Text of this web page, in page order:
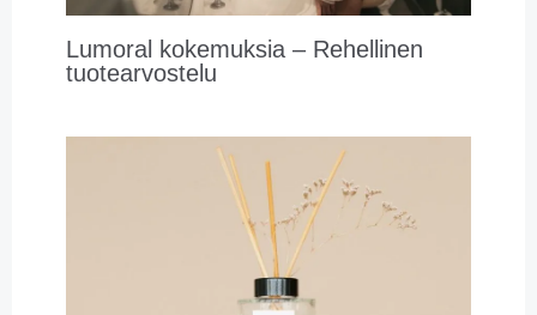
Lumoral kokemuksia – Rehellinen
tuotearvostelu